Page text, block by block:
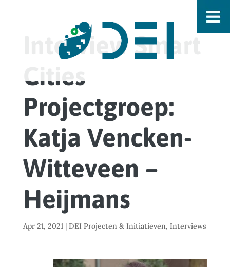
Interview Smart
Cities
Projectgroep:
Katja Vencken-
Witteveen –
Heijmans
Apr 21, 2021| DEI Projecten & Initiatieven, Interviews